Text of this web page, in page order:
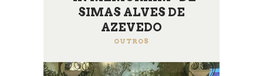
LIGAÇÕES ÚTEIS
CONTACTOS
SIMAS ALVES DE
AZEVEDO
OUTROS